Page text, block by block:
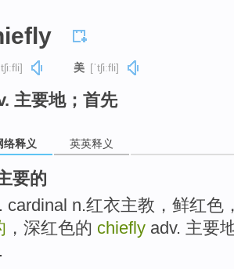
美 [ˈtʃiːfli]
主要地；首先
络释义 英英释义
要的
cardinal n.红衣主教，鲜红
，深红色的 chiefly adv. 主要